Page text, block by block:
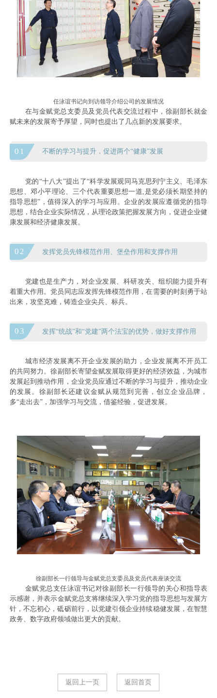
任泳谊书记向到访领导介绍公司的发展情况
在与金赋党总支委员及党员代表交流过程中，徐副部长就金
赋未来的发展寄予厚望，同时也提出了几点新的发展要求。
01 不断的学习与提升，促进两个“健康”发展
党的“十八大”提出了“科学发展观同马克思列宁主义、毛泽东
思想、邓小平理论、三个代表重要思想一道,是党必须长期坚持的
指导思想”，值得深入的学习与应用。企业的发展应遵循党的指导
思想，结合企业实际情况，从理论政策把握发展方向，促进企业健
康发展和经济健康发展。
02 发挥党员先锋模范作用、堡垒作用和支撑作用
党建也是生产力，对企业发展、科研攻关、组织能力提升有
着重大作用。党员同志应发挥先锋模范作用，在需要的时刻勇于站
出来，攻坚克难，铸造企业尖兵、标兵。
03 发挥“统战”和“党建”两个法宝的优势，做好支撑作用
城市经济发展离不开企业发展的助力，企业发展离不开员工
的共同努力。徐副部长寄望金赋发展取得更好的经济效益，为城市
发展起到推动作用，企业党员应通过不断的学习与提升，推动企业
的发展。徐副部长还建议金赋从规范到完善，创立企业品牌，
多“走出去”，加强学习与交流，借鉴经验，促进发展。
徐副部长一行领导与金赋党总支委员及党员代表座谈交流
金赋党总支任泳谊书记对徐副部长一行领导的关心和指导表
示感谢，并表示金赋党总支将继续深入学习党的指导思想与发展方
针，不忘初心，砥砺前行，以党建引领企业持续稳健发展，在智慧
政务、数字政府领域做出更大的贡献。
返回上一页 返回首页